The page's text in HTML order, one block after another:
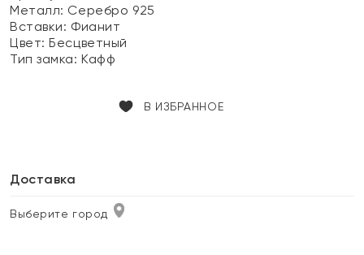
Металл: Серебро 925
Вставки: Фианит
Цвет:Бесцветный
Тип замка:Кафф
В ИЗБРАННОЕ
Доставка
Выберите город